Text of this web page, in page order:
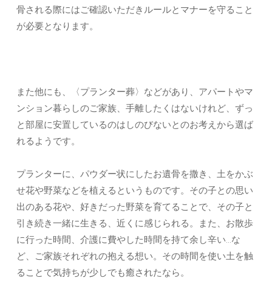
骨される際にはご確認いただきルールとマナーを守ること
が必要となります。
また他にも、〈プランター葬〉などがあり、アパートやマ
ンション暮らしのご家族、手離したくはないけれど、ずっ
と部屋に安置しているのはしのびないとのお考えから選ば
れるようです。
プランターに、パウダー状にしたお遺骨を撒き、土をかぶ
せ花や野菜などを植えるというものです。その子との思い
出のある花や、好きだった野菜を育てることで、その子と
引き続き一緒に生きる、近くに感じられる。また、お散歩
に行った時間、介護に費やした時間を持て余し辛い…な
ど、ご家族それぞれの抱える想い。その時間を使い土を触
ることで気持ちが少しでも癒されたなら。